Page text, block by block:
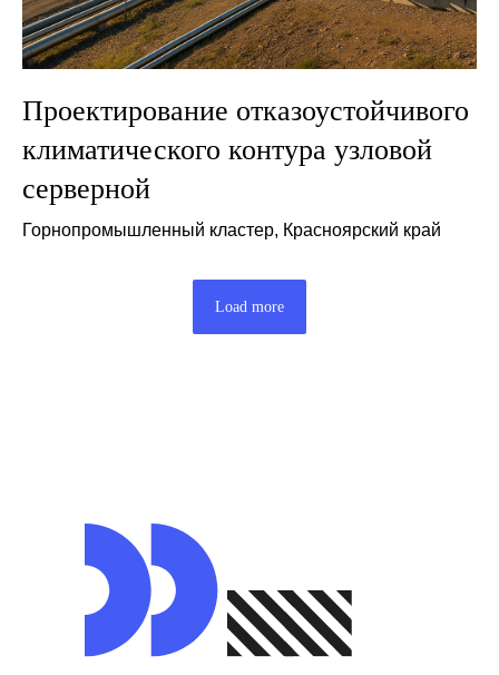
Проектирование отказоустойчивого
климатического контура узловой
серверной
Горнопромышленный кластер, Красноярский край
Load more